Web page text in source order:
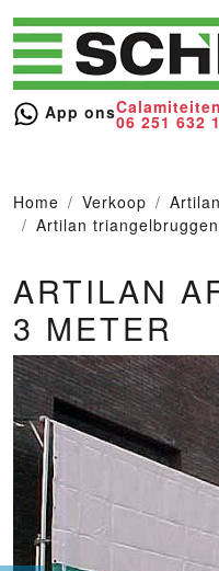
App ons06 251 632
Home Verkoop
Artilan triangelbruggen
ARTILAN
3 METER